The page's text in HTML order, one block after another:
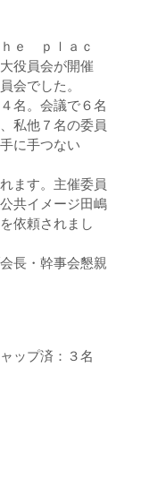
ｅ ｐｌａｃ
役員会が開催
会でした。
名。会議で６名
私他７名の委員
に手つない
ます。主催委員
共イメージ田嶋
依頼されまし
長・幹事会懇親
ップ済：３名